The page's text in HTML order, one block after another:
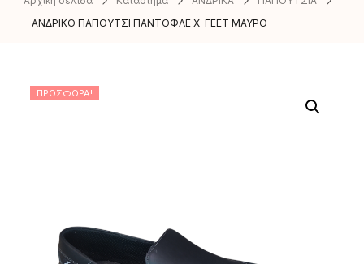
ΑΝΔΡΙΚΟ ΠΑΠΟΥΤΣΙ ΠΑΝΤΟΦΛΕ X-FEET ΜΑΥΡΟ
ΠΡΟΣΦΟΡΆ!